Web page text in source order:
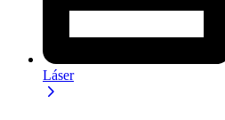
Láser